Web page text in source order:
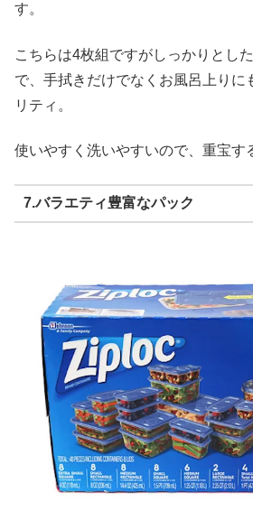
す。
こちらは4枚組ですがしっかりとし
で、手拭きだけでなくお風呂上りに
リティ。
使いやすく洗いやすいので、重宝す
7.バラエティ豊富なパック